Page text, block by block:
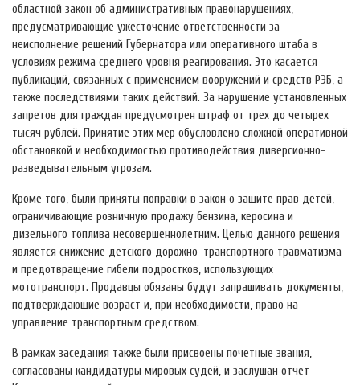
областной закон об административных правонарушениях,
предусматривающие ужесточение ответственности за
неисполнение решений Губернатора или оперативного штаба в
условиях режима среднего уровня реагирования. Это касается
публикаций, связанных с применением вооружений и средств РЭБ, а
также последствиями таких действий. За нарушение установленных
запретов для граждан предусмотрен штраф от трех до четырех
тысяч рублей. Принятие этих мер обусловлено сложной оперативной
обстановкой и необходимостью противодействия диверсионно-
разведывательным угрозам.
Кроме того, были приняты поправки в закон о защите прав детей,
ограничивающие розничную продажу бензина, керосина и
дизельного топлива несовершеннолетним. Целью данного решения
является снижение детского дорожно-транспортного травматизма
и предотвращение гибели подростков, использующих
мототранспорт. Продавцы обязаны будут запрашивать документы,
подтверждающие возраст и, при необходимости, право на
управление транспортным средством.
В рамках заседания также были присвоены почетные звания,
согласованы кандидатуры мировых судей, и заслушан отчет